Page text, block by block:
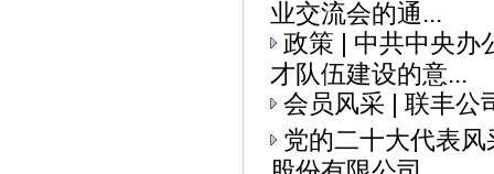
业交流会的通...
政策 | 中共中央办
才队伍建设的意...
会员风采 | 联丰公
党的二十大代表